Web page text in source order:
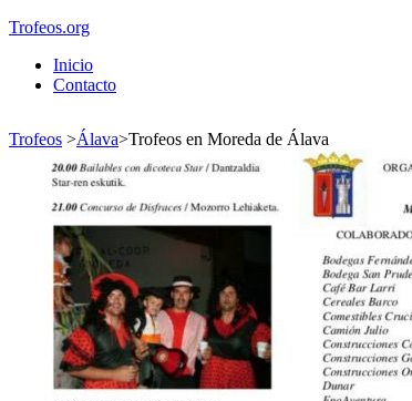
Trofeos.org
Inicio
Contacto
Trofeos >Álava>Trofeos en Moreda de Álava